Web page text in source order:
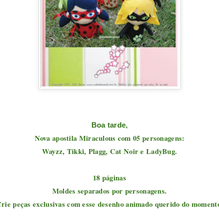
Boa tarde,
Nova apostila Miraculous com 05 personagens:
Wayzz, Tikki, Plagg, Cat Noir e LadyBug.
18 páginas
Moldes separados por personagens.
peças exclusivas com esse desenho animado querido do